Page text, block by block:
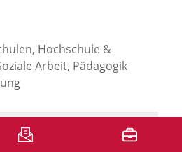
Hochschule &
Arbeit, Pädagogik